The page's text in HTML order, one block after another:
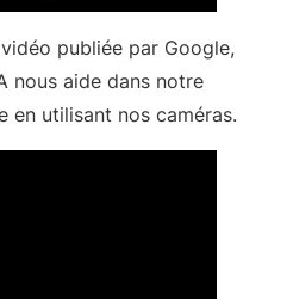
publiée par Google,
nous aide dans notre
en utilisant nos caméras.